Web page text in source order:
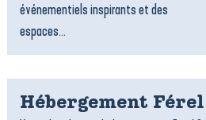
événementiels inspirants et des
espaces...
Hébergement Férel